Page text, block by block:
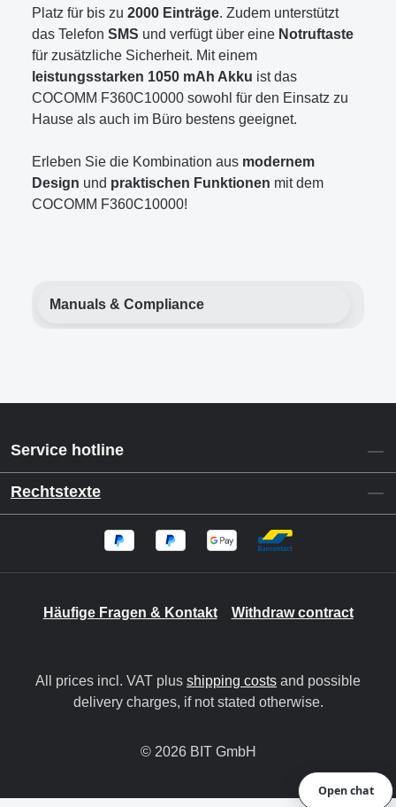
Platz für bis zu 2000 Einträge. Zudem unterstützt
das Telefon SMS und verfügt über eine Notruftaste
für zusätzliche Sicherheit. Mit einem
leistungsstarken 1050 mAh Akku ist das
COCOMM F360C10000 sowohl für den Einsatz zu
Hause als auch im Büro bestens geeignet.
Erleben Sie die Kombination aus modernem
Design und praktischen Funktionen mit dem
COCOMM F360C10000!
Manuals & Compliance
Service hotline
Rechtstexte
Häufige Fragen & Kontakt Withdraw contract
All prices incl. VAT plus shipping costs and possible
delivery charges, if not stated otherwise.
© 2026 BIT GmbH
Open chat